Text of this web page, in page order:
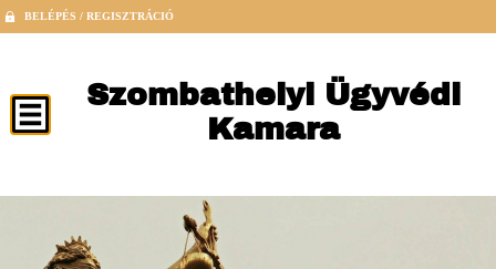
BELÉPÉS / REGISZTRÁCIÓ
Szombathelyi Ügyvédi
Kamara